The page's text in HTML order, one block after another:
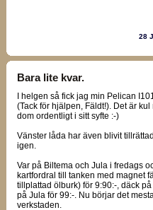
28
Bara lite kvar.
I helgen så fick jag min Pelican
(Tack för hjälpen, Fäldt!). Det är
dom ordentligt i sitt syfte :-)
Vänster låda har även blivit
igen.
Var på Biltema och Jula i fredags
kartfordral till tanken med magnet
tillplattad ölburk) för 9:90:-, däck
på Jula för 99:-. Nu börjar det
verkstaden.